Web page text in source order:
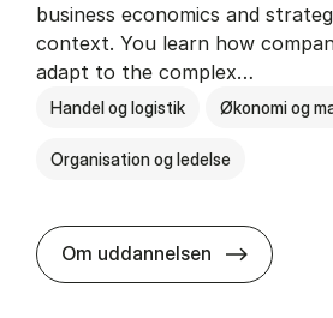
business economics and
context. You learn how
adapt to the complex…
Handel og logistik Økonomi og
Organisation og ledelse
Om uddannelsen BSc in